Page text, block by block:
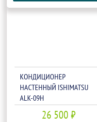
КОНДИЦИОНЕР
НАСТЕННЫЙ ISHIMATSU
ALK-09H
26 500 ₽